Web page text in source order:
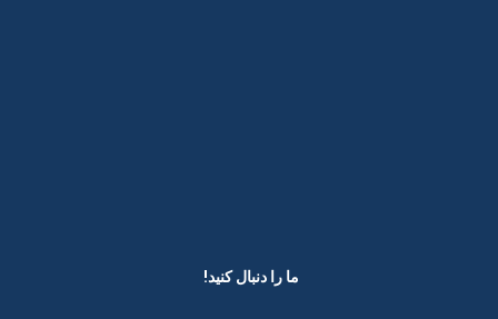
ما را دنبال کنید! ​